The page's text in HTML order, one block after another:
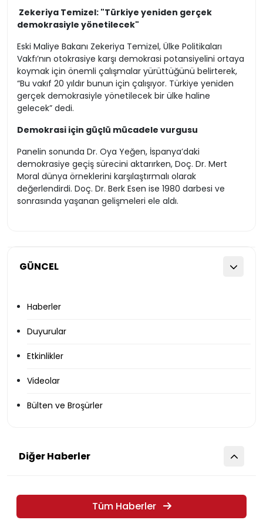
GÜNCEL
Haberler
Duyurular
Etkinlikler
Videolar
Bülten ve Broşürler
Zekeriya Temizel: "Türkiye yeniden gerçek
demokrasiyle yönetilecek"
Eski Maliye Bakanı Zekeriya Temizel, Ülke Politikaları
Vakfı’nın otokrasiye karşı demokrasi potansiyelini ortaya
koymak için önemli çalışmalar yürüttüğünü belirterek,
“Bu vakıf 20 yıldır bunun için çalışıyor. Türkiye yeniden
gerçek demokrasiyle yönetilecek bir ülke haline
gelecek” dedi.
Demokrasi için güçlü mücadele vurgusu
Panelin sonunda Dr. Oya Yeğen, İspanya’daki
demokrasiye geçiş sürecini aktarırken, Doç. Dr. Mert
Moral dünya örneklerini karşılaştırmalı olarak
değerlendirdi. Doç. Dr. Berk Esen ise 1980 darbesi ve
sonrasında yaşanan gelişmeleri ele aldı.
Diğer Haberler
Tüm Haberler